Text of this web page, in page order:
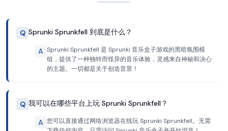
Q Sprunki Sprunkfell 到底是什么？
A Sprunki Sprunkfell 是 Sprunki 音乐盒子游戏的黑暗氛围模
组，提供了一种独特而怪异的音乐体验，灵感来自神秘和决心
的主题。一切都是关于创造音景！
Q 我可以在哪些平台上玩 Sprunki Sprunkfell？
A 您可以直接通过网络浏览器在线玩 Sprunki Sprunkfell。无需